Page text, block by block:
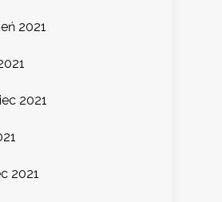
2021
2021
2021